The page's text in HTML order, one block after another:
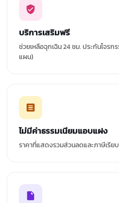
บริการเสริมฟรี
ช่วยเหลือฉุกเฉิน 24 ชม. ประกันโจรก
แผน)
ไม่มีค่าธรรมเนียมแอบแฝง
ราคาที่แสดงรวมส่วนลดและภาษีเรีย